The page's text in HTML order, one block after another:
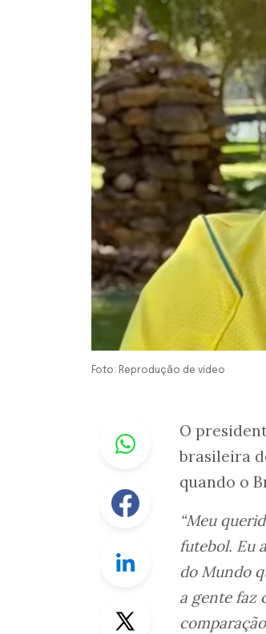
Foto: Reprodução de vídeo
Whastapp
Facebook
Linkedin
Twitter
O
brasileira
quando o
“Meu
futebol. Eu
do Mundo
a gente faz